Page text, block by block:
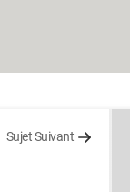
Sujet Suivant